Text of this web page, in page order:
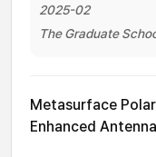
2025-02
The Graduate
Metasurface
Enhanced